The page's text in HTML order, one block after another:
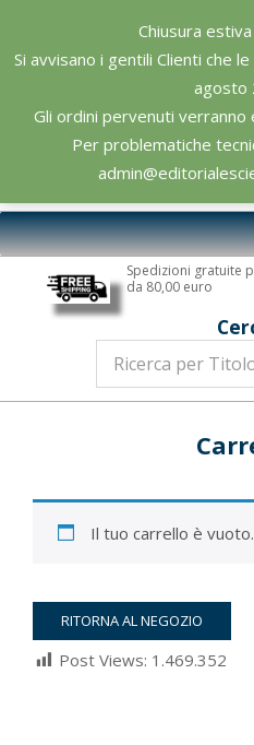
Chiusura
Si avvisano i gentili Clienti che
agosto
Gli ordini pervenuti
Per problematiche
content
Editoriale
Scientifica
Primary
Navigation
Spedizioni gratuite
da 80,00 euro
Il tuo carrello è vuoto.
RITORNA AL NEGOZIO
Post Views: 1.469.352